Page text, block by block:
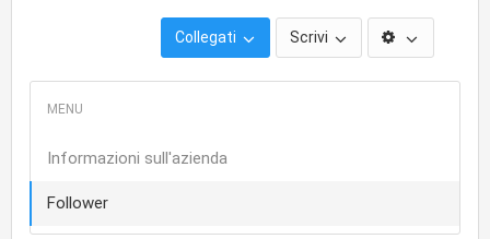
Collegati Scrivi
Informazioni sull'azienda
Follower